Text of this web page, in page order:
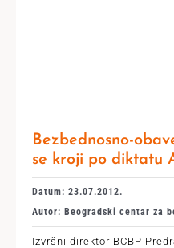
Bezbednosno-
se kroji po diktatu
Datum: 23.07.2012.
Autor: Beogradski centar za
Izvršni direktor BCBP